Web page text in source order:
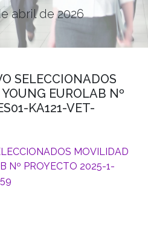
abril de 2026
SELECCIONADOS
EUROLAB Nº
KA121-VET-
MOVILIDAD
Nº PROYECTO 2025-1-